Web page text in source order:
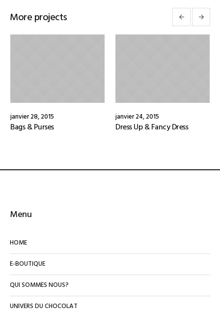
More projects
janvier 28, 2015
Bags & Purses
janvier 24, 2015
Dress Up & Fancy Dress
Menu
HOME
E-BOUTIQUE
QUI SOMMES NOUS?
UNIVERS DU CHOCOLAT